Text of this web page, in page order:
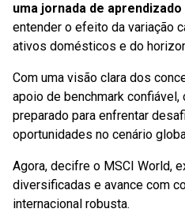
uma jornada de
entender o efeito da variação
ativos domésticos e do
Com uma visão clara dos
apoio de benchmark
preparado para enfrentar
oportunidades no cenário
Agora, decifre o MSCI World,
diversificadas e avance com
internacional robusta.